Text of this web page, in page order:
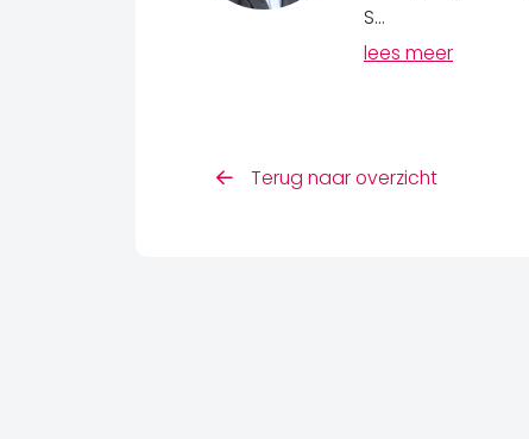
S...
lees meer
Terug naar overzicht